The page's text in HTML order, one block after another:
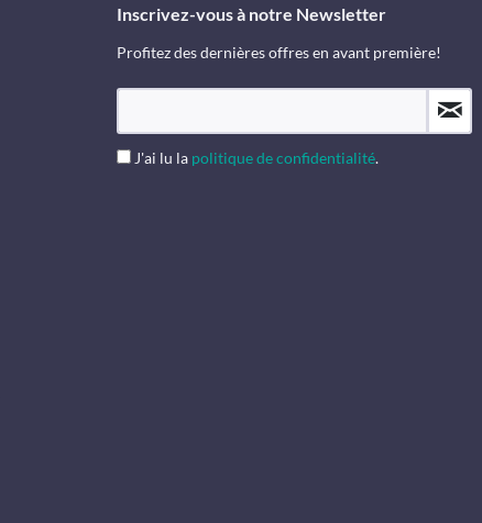
Inscrivez-vous à notre Newsletter
Profitez des dernières offres en avant première!
J'ai lu la politique de confidentialité.